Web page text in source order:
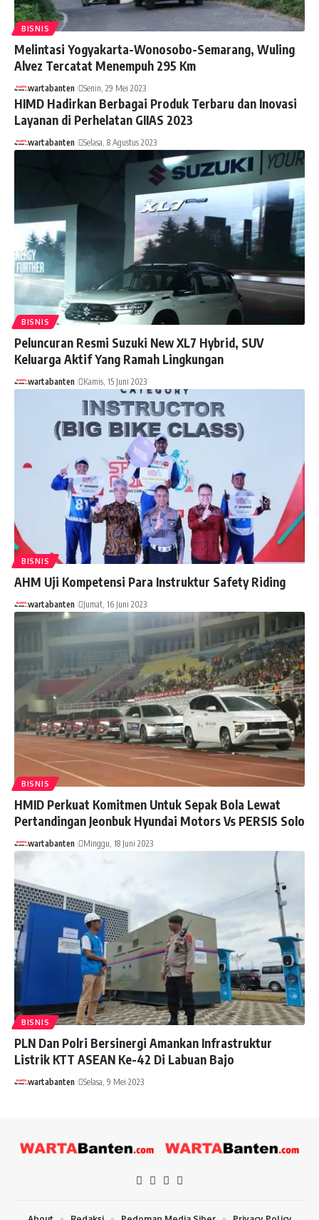
BISNIS
Melintasi Yogyakarta-Wonosobo-Semarang, Wuling
Alvez Tercatat Menempuh 295 Km
wartabanten Senin, 29 Mei 2023
HIMD Hadirkan Berbagai Produk Terbaru dan Inovasi
Layanan di Perhelatan GIIAS 2023
wartabanten Selasa, 8 Agustus 2023
BISNIS
Peluncuran Resmi Suzuki New XL7 Hybrid, SUV
Keluarga Aktif Yang Ramah Lingkungan
wartabanten Kamis, 15 Juni 2023
BISNIS
AHM Uji Kompetensi Para Instruktur Safety Riding
wartabanten Jumat, 16 Juni 2023
BISNIS
HMID Perkuat Komitmen Untuk Sepak Bola Lewat
Pertandingan Jeonbuk Hyundai Motors Vs PERSIS Solo
wartabanten Minggu, 18 Juni 2023
BISNIS
PLN Dan Polri Bersinergi Amankan Infrastruktur
Listrik KTT ASEAN Ke-42 Di Labuan Bajo
wartabanten Selasa, 9 Mei 2023